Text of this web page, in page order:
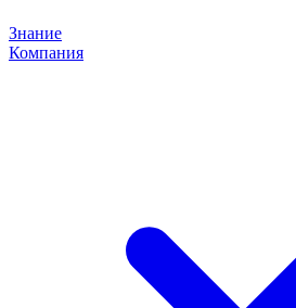
Знание
Компания